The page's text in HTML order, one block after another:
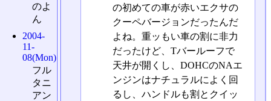
の初めての車が赤いエクサの
クーペバージョンだったんだ
よね。重ッもい車の割に非力
だったけど、Tバールーフで
天井が開くし、DOHCのNAエ
ンジンはナチュラルによく回
るし、ハンドルも割とクイッ
のよ
ん
2004-
11-
08(Mon)
フル
タニ
アン